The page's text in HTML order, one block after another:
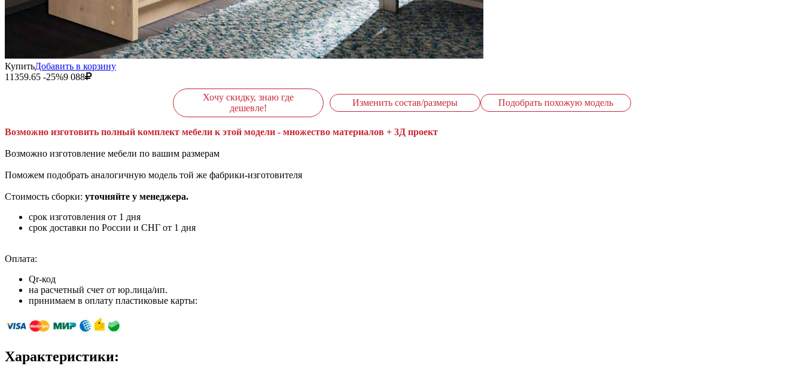
КупитьДобавить в корзину
11359.65 -25%9 088
Хочу скидку, знаю где
дешевле!
Изменить состав/размеры Подобрать похожую модель
Возможно изготовить полный комплект мебели к этой модели - множество материалов + 3Д проект
Возможно изготовление мебели по вашим размерам
Поможем подобрать аналогичную модель той же фабрики-изготовителя
Стоимость сборки: уточняйте у менеджера.
срок изготовления от 1 дня
срок доставки по России и СНГ от 1 дня
Оплата:
Qr-код
на расчетный счет от юр.лица/ип.
принимаем в оплату пластиковые карты:
Характеристики: